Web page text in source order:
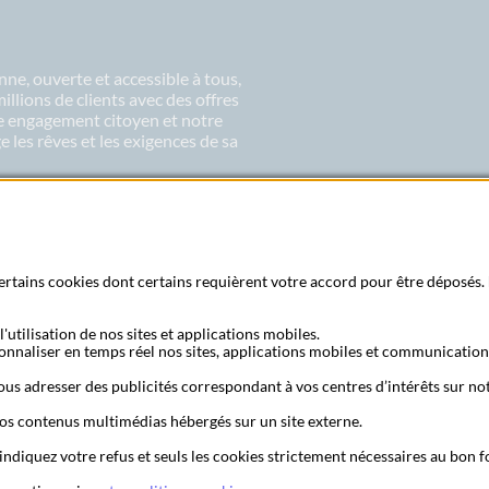
ouverte et accessible à tous,
de clients avec des offres
engagement citoyen et notre
rêves et les exigences de sa
Recherche bureau de poste
Protection des Données à Caractère PersonnelFiliales et partenaires
Recherche bureau de poste Assistance technique Alertes
le cache de votre navigateur
cookies dont certains requièrent votre accord pour être déposés.
de nos sites et applications mobiles.
en temps réel nos sites, applications mobiles et
adresser des publicités correspondant à vos centres d’intérêts sur
contenus multimédias hébergés sur un site externe.
votre refus et seuls les cookies strictement nécessaires au bon